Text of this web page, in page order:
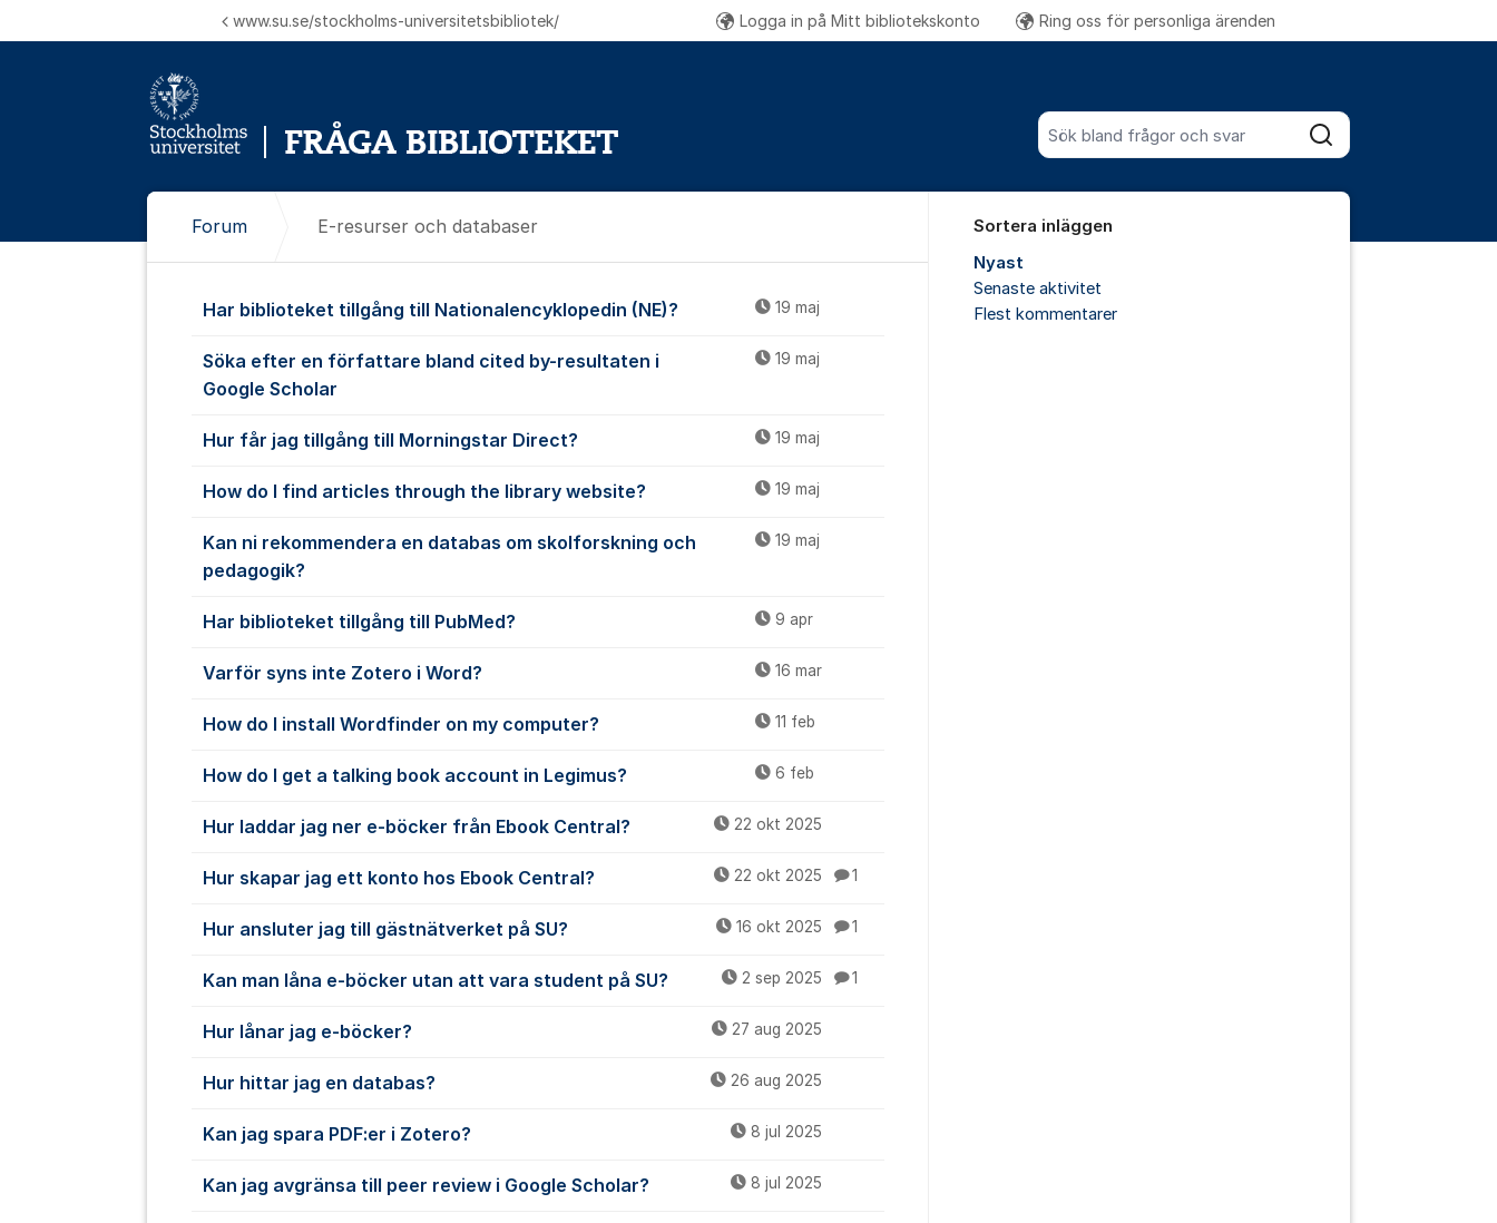
Sök bland alla inlägg
Sök
www.su.se/stockholms-universitetsbibliotek/ Logga in på Mitt bibliotekskonto Ring oss för personliga ärendenFler supportlänkar
Forum E-resurser och databaser
E-resurser och databaser
Har biblioteket tillgång till Nationalencyklopedin (NE)? 19 maj
Söka efter en författare bland cited by-resultaten i
Google Scholar
19 maj
Hur får jag tillgång till Morningstar Direct? 19 maj
How do I find articles through the library website? 19 maj
Kan ni rekommendera en databas om skolforskning och
pedagogik?
19 maj
Har biblioteket tillgång till PubMed? 9 apr
Varför syns inte Zotero i Word? 16 mar
How do I install Wordfinder on my computer? 11 feb
How do I get a talking book account in Legimus? 6 feb
Hur laddar jag ner e-böcker från Ebook Central? 22 okt 2025
Hur skapar jag ett konto hos Ebook Central? 22 okt 2025 1
Hur ansluter jag till gästnätverket på SU? 16 okt 2025 1
Kan man låna e-böcker utan att vara student på SU? 2 sep 2025 1
Hur lånar jag e-böcker? 27 aug 2025
Hur hittar jag en databas? 26 aug 2025
Kan jag spara PDF:er i Zotero? 8 jul 2025
Kan jag avgränsa till peer review i Google Scholar? 8 jul 2025
Sortera inläggen
Nyast
Senaste aktivitet
Flest kommentarer